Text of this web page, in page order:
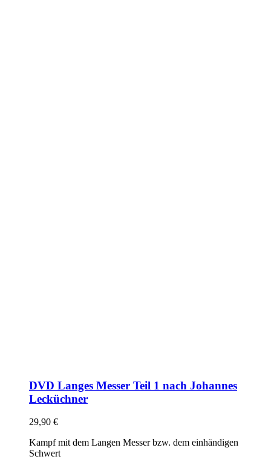
DVD Langes Messer Teil 1 nach Johannes
Lecküchner
29,90 €
Kampf mit dem Langen Messer bzw. dem einhändigen
Schwert